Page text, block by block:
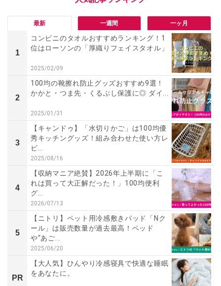
最新 一週間 一ヶ月
1
コンビニのタオルおすすめランキング！1
位はローソンの「厚織りフェイスタオル」
2025/02/09
2
100均の靴擦れ防止グッズおすすめ9選！
かかと・つま先・くるぶし保護に◎ ダイ...
2025/01/31
3
【キャンドゥ】「水切りかご」は100均優
秀キッチングッズ！組み合わせた使い方レ
ビ...
2025/08/16
4
【収納マニア絶賛】2026年上半期に「こ
れは買って大正解だった！」100均便利
グ...
2026/07/13
5
【ニトリ】ペット用冷感敷きパッド「Nク
ール」は販売数量が過去最高！ベッド
や“あご...
2025/06/20
PR
【大人気】ひんやり冷感寝具で快適な睡眠
をあなたに。